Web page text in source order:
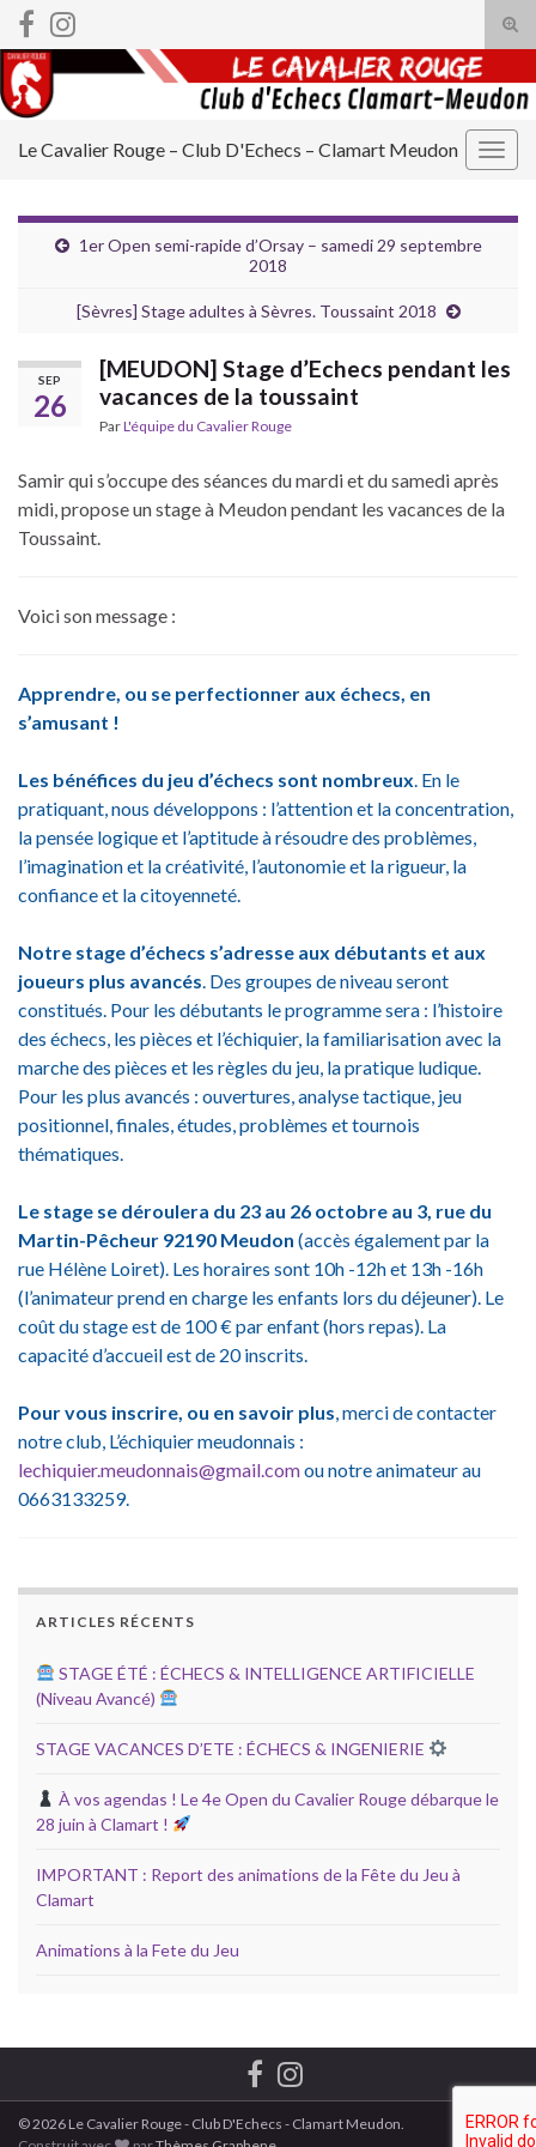
Search for:
Le Cavalier Rouge – Club D'Echecs – Clamart Meudon
1er Open semi-rapide d’Orsay – samedi 29 septembre
2018
[Sèvres] Stage adultes à Sèvres. Toussaint 2018
SEP
26
[MEUDON] Stage d’Echecs pendant les
vacances de la toussaint
ParL'équipe du Cavalier Rouge
Samir qui s’occupe des séances du mardi et du samedi après
midi, propose un stage à Meudon pendant les vacances de la
Toussaint.
Voici son message :
Apprendre, ou se perfectionner aux échecs, en
s’amusant !
Les bénéfices du jeu d’échecs sont nombreux. En le
pratiquant, nous développons : l’attention et la concentration,
la pensée logique et l’aptitude à résoudre des problèmes,
l’imagination et la créativité, l’autonomie et la rigueur, la
confiance et la citoyenneté.
Notre stage d’échecs s’adresse aux débutants et aux
joueurs plus avancés. Des groupes de niveau seront
constitués. Pour les débutants le programme sera : l’histoire
des échecs, les pièces et l’échiquier, la familiarisation avec la
marche des pièces et les règles du jeu, la pratique ludique.
Pour les plus avancés : ouvertures, analyse tactique, jeu
positionnel, finales, études, problèmes et tournois
thématiques.
Le stage se déroulera du 23 au 26 octobre au 3, rue du
Martin-Pêcheur 92190 Meudon (accès également par la
rue Hélène Loiret). Les horaires sont 10h -12h et 13h -16h
(l’animateur prend en charge les enfants lors du déjeuner). Le
coût du stage est de 100 € par enfant (hors repas). La
capacité d’accueil est de 20 inscrits.
Pour vous inscrire, ou en savoir plus, merci de contacter
notre club, L’échiquier meudonnais :
lechiquier.meudonnais@gmail.comou notre animateur au
0663133259.
ARTICLES RÉCENTS
STAGE ÉTÉ : ÉCHECS & INTELLIGENCE ARTIFICIELLE
(Niveau Avancé)
STAGE VACANCES D’ETE : ÉCHECS & INGENIERIE
À vos agendas ! Le 4e Open du Cavalier Rouge débarque le
28 juin à Clamart !
IMPORTANT : Report des animations de la Fête du Jeu à
Clamart
Animations à la Fete du Jeu
© 2026 Le Cavalier Rouge - Club D'Echecs - Clamart Meudon.